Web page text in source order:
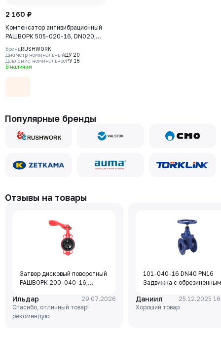
2 160 ₽
Компенсатор антивибрационный
РАШВОРК 505-020-16, DN020,
PN16, корпус - EPDM+Nylon,
резьбовое соединение - ковкий
чугун, ВР/ВР
БрендRUSHWORK
Диаметр номинальныйДУ 20
Давление номинальноеРУ 16
В наличии
Популярные бренды
Отзывы на товары
Затвор дисковый поворотный
РАШВОРК 200-040-16,
250 (GG25), диск - GJS-400-
15 (GGG40), уплотнение -
EPDM, М/Ф, рукоятка
Ильдар
29.07.2026
Спасибо, отличный товар!
рекомендую
101-040-16 DN40 PN16
Задвижка с обрезиненным
чугун, клин-EPDM,
Tmax=110°C Ф/Ф
Даниил
25.12.2025
Хороший товар